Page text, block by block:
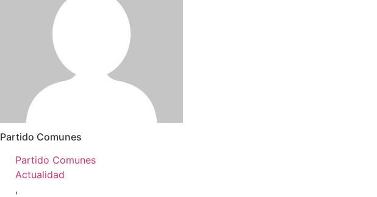
Partido Comunes
Partido Comunes
Actualidad
,